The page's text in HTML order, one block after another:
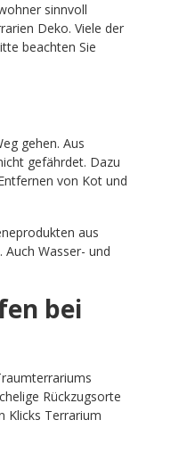
sinnvoll
Deko. Viele der
beachten Sie
gehen. Aus
gefährdet. Dazu
von Kot und
aus
Wasser- und
bei
Rückzugsorte
Klicks Terrarium